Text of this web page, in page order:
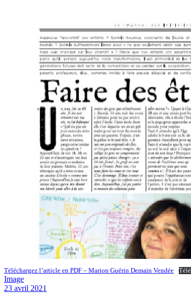
Téléchargez l’article en PDF – Marion Guérin Demain Vendée
Image
23 avril 2021